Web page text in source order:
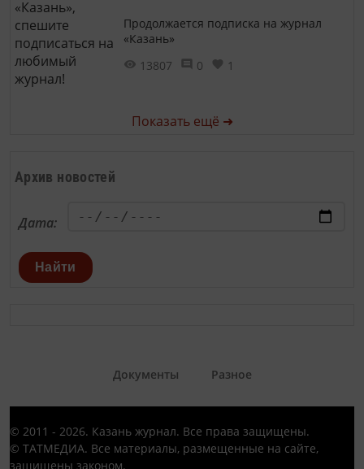
Продолжается подписка на журнал
«Казань»
13807
0 1
Показать ещё ➜
Архив новостей
Дата:
Найти
Документы Разное
© 2011 - 2026. Казань журнал. Все права защищены.
© ТАТМЕДИА. Все материалы, размещенные на сайте,
защищены законом.